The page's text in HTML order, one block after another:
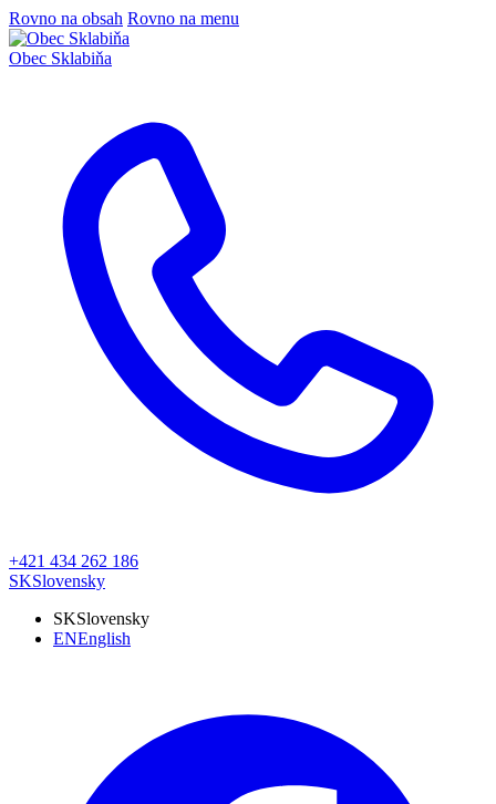
Rovno na obsah Rovno na menu
Obec Sklabiňa
+421 434 262 186
SKSlovensky
SKSlovensky
ENEnglish